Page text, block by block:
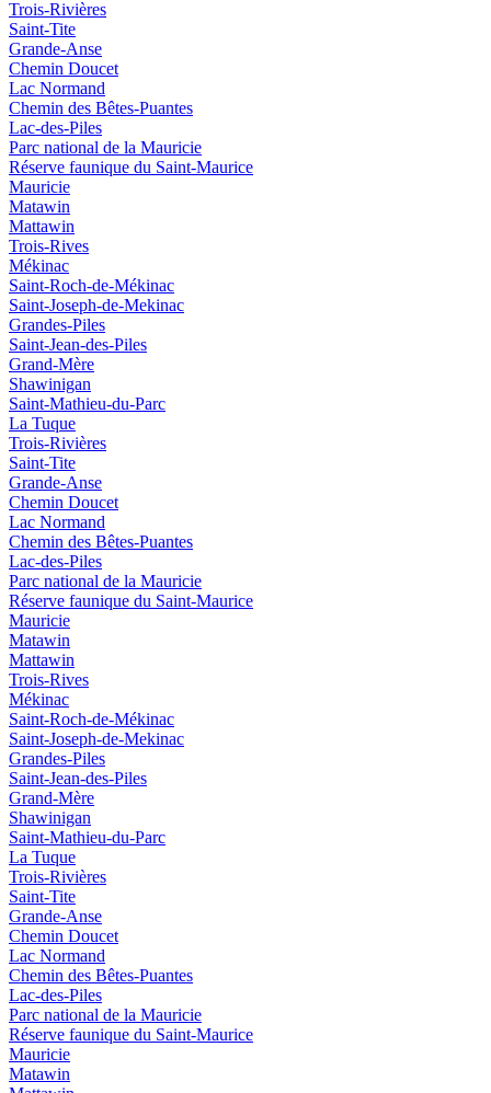
Trois-Rivières
Saint-Tite
Grande-Anse
Chemin Doucet
Lac Normand
Chemin des Bêtes-Puantes
Lac-des-Piles
Parc national de la Mauricie
Réserve faunique du Saint‑Maurice
Mauricie
Matawin
Mattawin
Trois-Rives
Mékinac
Saint-Roch-de-Mékinac
Saint-Joseph-de-Mekinac
Grandes-Piles
Saint-Jean-des-Piles
Grand-Mère
Shawinigan
Saint-Mathieu-du-Parc
La Tuque
Trois-Rivières
Saint-Tite
Grande-Anse
Chemin Doucet
Lac Normand
Chemin des Bêtes-Puantes
Lac-des-Piles
Parc national de la Mauricie
Réserve faunique du Saint‑Maurice
Mauricie
Matawin
Mattawin
Trois-Rives
Mékinac
Saint-Roch-de-Mékinac
Saint-Joseph-de-Mekinac
Grandes-Piles
Saint-Jean-des-Piles
Grand-Mère
Shawinigan
Saint-Mathieu-du-Parc
La Tuque
Trois-Rivières
Saint-Tite
Grande-Anse
Chemin Doucet
Lac Normand
Chemin des Bêtes-Puantes
Lac-des-Piles
Parc national de la Mauricie
Réserve faunique du Saint‑Maurice
Mauricie
Matawin